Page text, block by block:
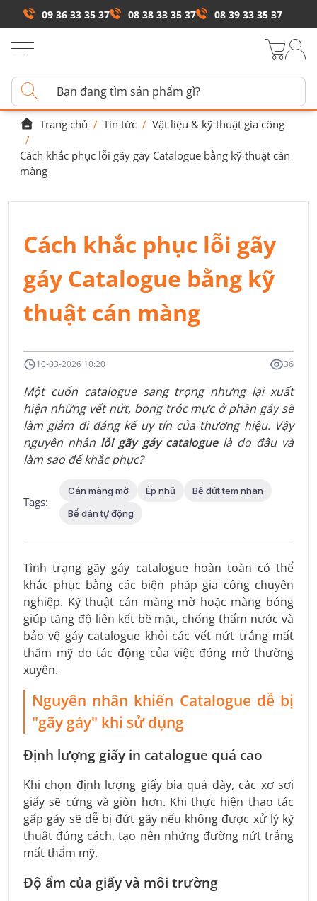
09 36 33 35 37 08 38 33 35 37 08 39 33 35 37
Trang chủ / Tin tức / Vật liệu & kỹ thuật gia công
/
Cách khắc phục lỗi gãy gáy Catalogue bằng kỹ thuật cán
màng
Cách khắc phục lỗi gãy
gáy Catalogue bằng kỹ
thuật cán màng
10-03-2026 10:20 36
Một cuốn catalogue sang trọng nhưng lại xuất
hiện những vết nứt, bong tróc mực ở phần gáy sẽ
làm giảm đi đáng kể uy tín của thương hiệu. Vậy
nguyên nhân lỗi gãy gáy cataloguelà do đâu và
làm sao để khắc phục?
Tags:
Cán màng mờ Ép nhũ
Bế đứt tem nhãn
Bế dán tự động
Tình trạng gãy gáy catalogue hoàn toàn có thể
khắc phục bằng các biện pháp gia công chuyên
nghiệp. Kỹ thuật cán màng mờ hoặc màng bóng
giúp tăng độ liên kết bề mặt, chống thấm nước và
bảo vệ gáy catalogue khỏi các vết nứt trắng mất
thẩm mỹ do tác động của việc đóng mở thường
xuyên.
Nguyên nhân khiến Catalogue dễ bị
"gãy gáy" khi sử dụng
Định lượng giấy in catalogue quá cao
Khi chọn định lượng giấy bìa quá dày, các xơ sợi
giấy sẽ cứng và giòn hơn. Khi thực hiện thao tác
gấp gáy sẽ dễ bị đứt gãy nếu không được xử lý kỹ
thuật đúng cách, tạo nên những đường nứt trắng
mất thẩm mỹ.
Độ ẩm của giấy và môi trường